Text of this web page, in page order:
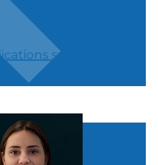
sur Calaméo